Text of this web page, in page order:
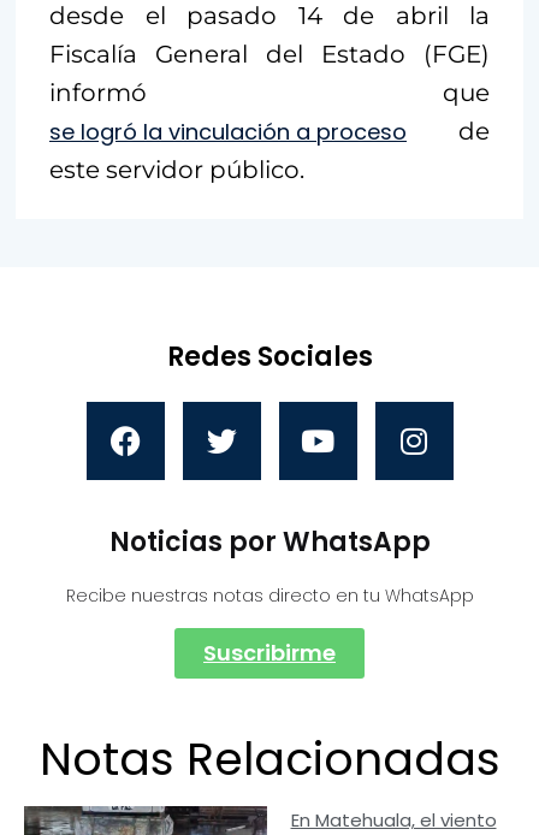
desde el pasado 14 de abril la
Fiscalía General del Estado (FGE)
informó que
se logró la vinculación a proceso de
este servidor público.
Redes Sociales
Noticias por WhatsApp
Recibe nuestras notas directo en tu WhatsApp
Suscribirme
Notas Relacionadas
En Matehuala, el viento